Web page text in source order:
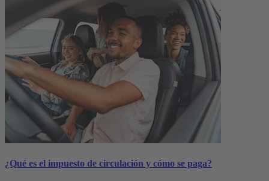
¿Qué es el impuesto de circulación y cómo se paga?